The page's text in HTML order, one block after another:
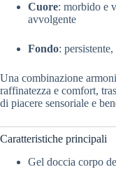
Cuore: morbido e
avvolgente
Fondo:
Una combinazione
raffinatezza e comfort,
di piacere sensoriale e
Caratteristiche principali
Gel doccia corpo